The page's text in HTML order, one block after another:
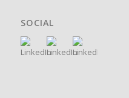
SOCIAL